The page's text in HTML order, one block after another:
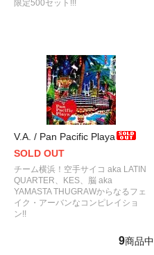
限定500セット!!!
V.A. / Pan Pacific Playa
SOLD OUT
チーム横浜！空手サイコ aka LATIN
QUARTER、KES、脳 aka
YAMASTA THUGRAWからなるフェ
イク・アーバンなコンピレイショ
ン!!
9商品中